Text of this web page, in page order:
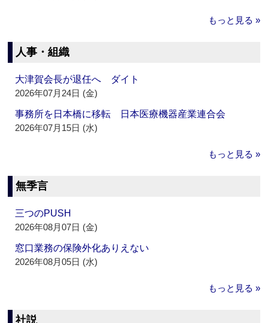
もっと見る »
人事・組織
大津賀会長が退任へ ダイト
2026年07月24日 (金)
事務所を日本橋に移転 日本医療機器産業連合会
2026年07月15日 (水)
もっと見る »
無季言
三つのPUSH
2026年08月07日 (金)
窓口業務の保険外化ありえない
2026年08月05日 (水)
もっと見る »
社説